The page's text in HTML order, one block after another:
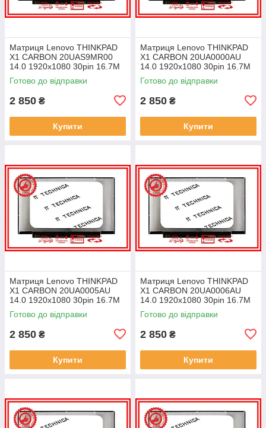
Матриця Lenovo THINKPAD
X1 CARBON 20UAS9MR00
14.0 1920x1080 30pin 16.7M
45% NTSC 300 cd/m² для
ноутбука
Готово до відправки
2 850 ₴
Купити
Матриця Lenovo THINKPAD
X1 CARBON 20UA0000AU
14.0 1920x1080 30pin 16.7M
45% NTSC 300 cd/m² для
ноутбука
Готово до відправки
2 850 ₴
Купити
Матриця Lenovo THINKPAD
X1 CARBON 20UA0005AU
14.0 1920x1080 30pin 16.7M
45% NTSC 300 cd/m² для
ноутбука
Готово до відправки
2 850 ₴
Купити
Матриця Lenovo THINKPAD
X1 CARBON 20UA0006AU
14.0 1920x1080 30pin 16.7M
45% NTSC 300 cd/m² для
ноутбука
Готово до відправки
2 850 ₴
Купити